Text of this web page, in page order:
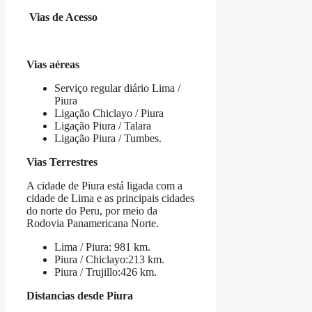
Vias de Acesso
Vias aéreas
Serviço regular diário Lima /
Piura
Ligação Chiclayo / Piura
Ligação Piura / Talara
Ligação Piura / Tumbes.
Vias Terrestres
A cidade de Piura está ligada com a
cidade de Lima e as principais cidades
do norte do Peru, por meio da
Rodovia Panamericana Norte.
Lima / Piura: 981 km.
Piura / Chiclayo:213 km.
Piura / Trujillo:426 km.
Distancias desde Piura